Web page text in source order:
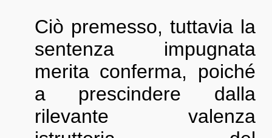
Ciò premesso, tuttavia la
sentenza impugnata
merita conferma, poiché
a prescindere dalla
rilevante valenza